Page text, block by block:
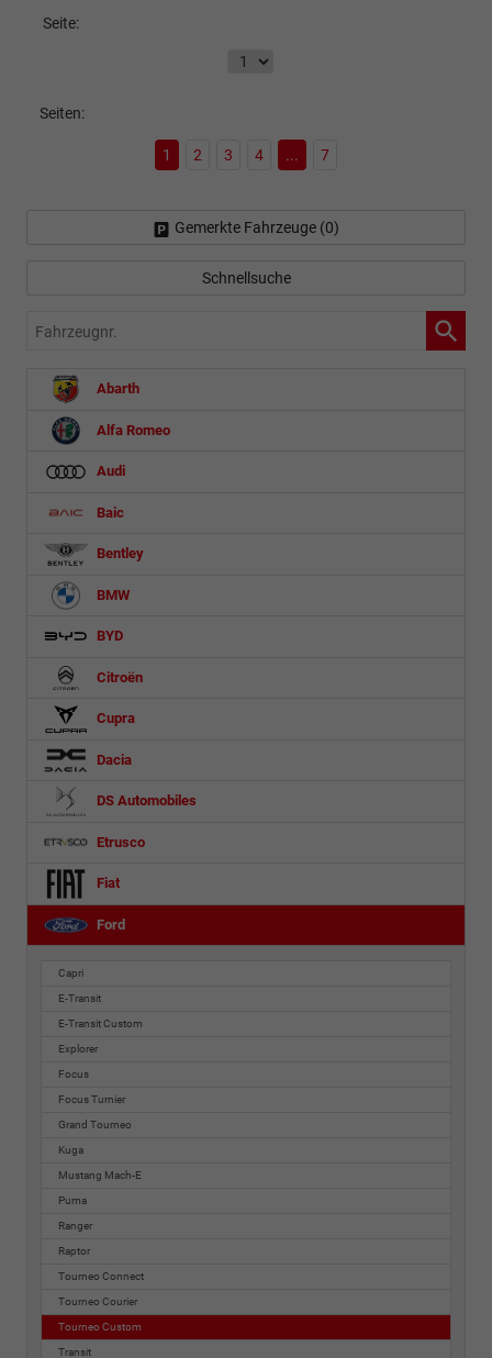
Seite:
Seiten:
1 2 3 4 ... 7
Gemerkte Fahrzeuge (0)
Schnellsuche
Fahrzeugnr.
Abarth
Alfa Romeo
Audi
Baic
Bentley
BMW
BYD
Citroën
Cupra
Dacia
DS Automobiles
Etrusco
Fiat
Ford
Capri
E-Transit
E-Transit Custom
Explorer
Focus
Focus Turnier
Grand Tourneo
Kuga
Mustang Mach-E
Puma
Ranger
Raptor
Tourneo Connect
Tourneo Courier
Tourneo Custom
Transit